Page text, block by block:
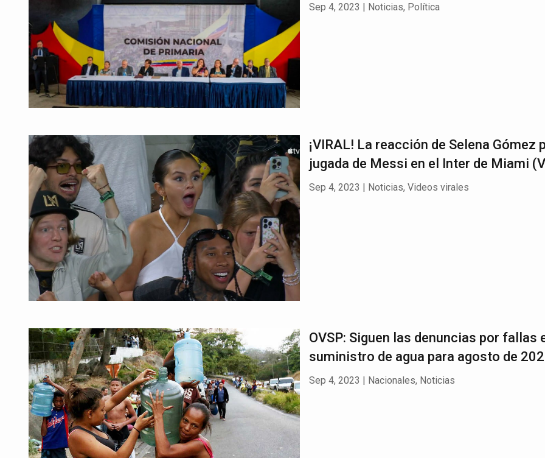
Sep 4, 2023 | Noticias, Política
¡VIRAL! La reacción de Selena Gómez
jugada de Messi en el Inter de Miami
Sep 4, 2023 | Noticias, Videos virales
OVSP: Siguen las denuncias por fallas
suministro de agua para agosto de
Sep 4, 2023 Nacionales, Noticias